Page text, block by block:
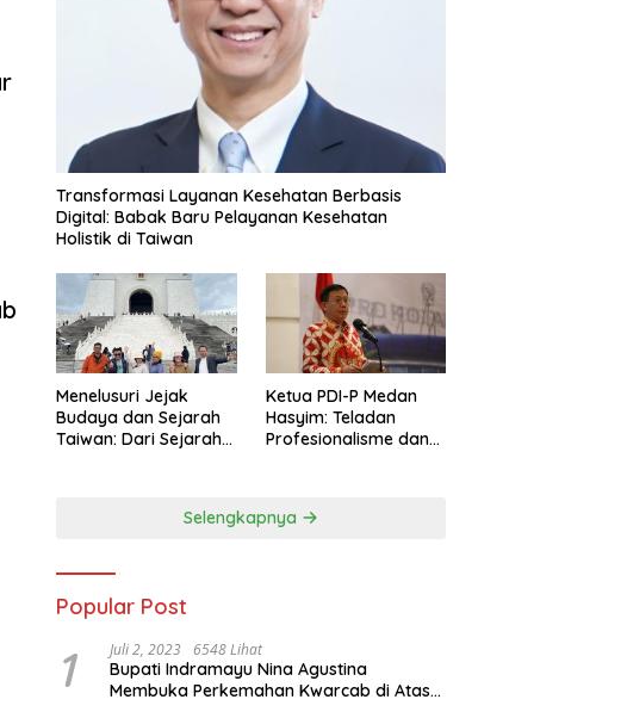
Transformasi Layanan Kesehatan Berbasis
Digital: Babak Baru Pelayanan Kesehatan
Holistik di Taiwan
Menelusuri Jejak
Budaya dan Sejarah
Taiwan: Dari Sejarah
Sejarah Chiang Kai-
Ketua PDI-P Medan
Hasyim: Teladan
Profesionalisme dan
Selengkapnya
Popular Post
1 Juli 2, 2023 6548 Lihat
Bupati Indramayu Nina Agustina
Membuka Perkemahan Kwarcab di Atas